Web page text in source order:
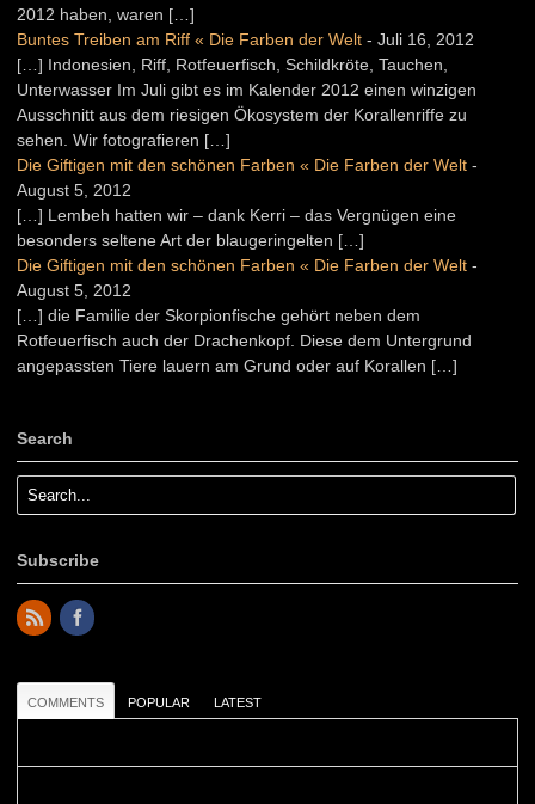
2012 haben, waren […]
Buntes Treiben am Riff « Die Farben der Welt - Juli 16, 2012
[…] Indonesien, Riff, Rotfeuerfisch, Schildkröte, Tauchen,
Unterwasser Im Juli gibt es im Kalender 2012 einen winzigen
Ausschnitt aus dem riesigen Ökosystem der Korallenriffe zu
sehen. Wir fotografieren […]
Die Giftigen mit den schönen Farben « Die Farben der Welt -
August 5, 2012
[…] Lembeh hatten wir – dank Kerri – das Vergnügen eine
besonders seltene Art der blaugeringelten […]
Die Giftigen mit den schönen Farben « Die Farben der Welt -
August 5, 2012
[…] die Familie der Skorpionfische gehört neben dem
Rotfeuerfisch auch der Drachenkopf. Diese dem Untergrund
angepassten Tiere lauern am Grund oder auf Korallen […]
Search
Subscribe
COMMENTS POPULAR LATEST